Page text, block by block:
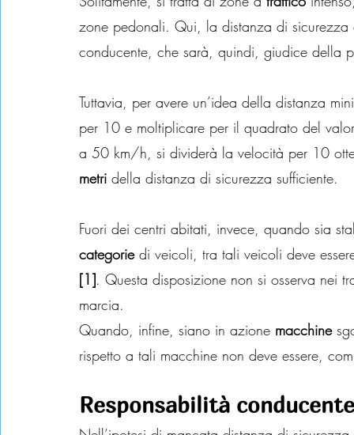
zone pedonali. Qui, la distanza di
conducente, che sarà, quindi, giudice della
Tuttavia, per avere un’idea della distanza
per 10 e moltiplicare per il quadrato del
a 50 km/h, si dividerà la velocità per 10
metri della distanza di sicurezza sufficiente.
Fuori dei centri abitati, invece, quando sia
categorie di veicoli, tra tali veicoli deve
[1]. Questa disposizione non si osserva nei
marcia.
Quando, infine, siano in azione macchine
rispetto a tali macchine non deve essere,
Responsabilità conducente